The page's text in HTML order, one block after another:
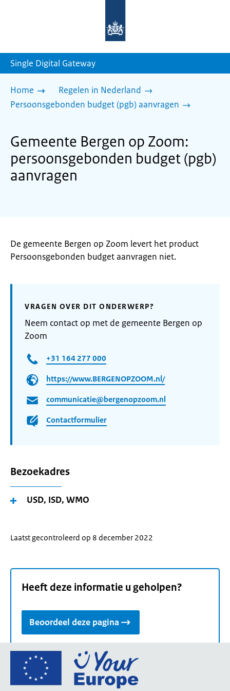
homepage
Single Digital Gateway
Home
Regelen in Nederland
Persoonsgebonden budget (pgb) aanvragen
Gemeente Bergen op Zoom:
persoonsgebonden budget (pgb)
aanvragen
De gemeente Bergen op Zoom levert het product
Persoonsgebonden budget aanvragen niet.
VRAGEN OVER DIT ONDERWERP?
Neem contact op met de gemeente Bergen op
Zoom
+31 164 277 000
https://www.BERGENOPZOOM.nl/
communicatie@bergenopzoom.nl
Contactformulier
Bezoekadres
USD, ISD, WMO
Laatst gecontroleerd op 8 december 2022
Heeft deze informatie u geholpen?
Beoordeel deze pagina
Ga
de